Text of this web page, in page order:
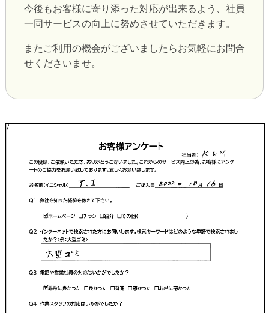
今後もお客様に寄り添った対応が出来るよう、社員
一同サービスの向上に努めさせていただきます。
またご利用の機会がございましたらお気軽にお問合
せくださいませ。